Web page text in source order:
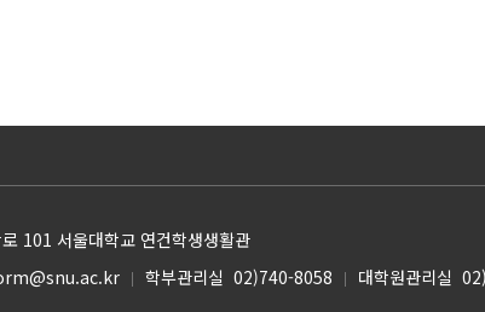
101 서울대학교 연건학생생활관
학부관리실 02)740-8058 대학원관리실